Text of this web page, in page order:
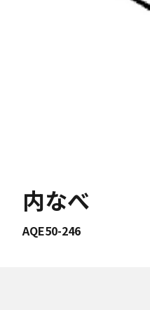
内なべ
AQE50-246